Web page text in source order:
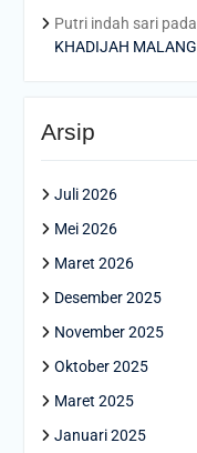
Putri indah saripada
KHADIJAH MALANG
Arsip
Juli 2026
Mei 2026
Maret 2026
Desember 2025
November 2025
Oktober 2025
Maret 2025
Januari 2025